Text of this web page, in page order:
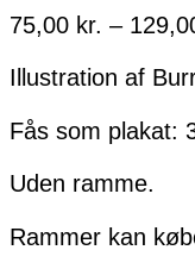
75,00 kr. –
Illustration af
Fås som plakat:
Uden ramme.
Rammer kan